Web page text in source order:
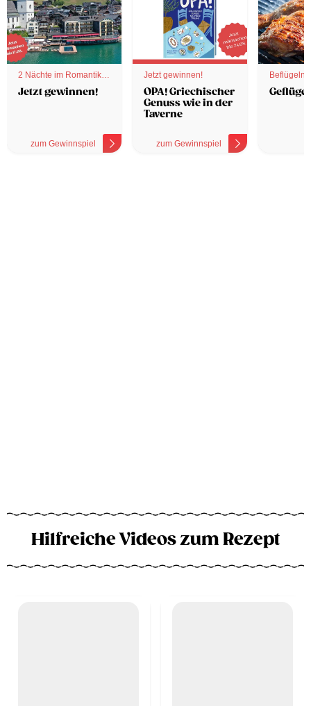
2 Nächte im Romantik
Hotel
Jetzt gewinnen!
zum Gewinnspiel
Jetzt gewinnen!
OPA! Griechischer
Genuss wie in der
Taverne
zum Gewinnspiel
Hilfreiche Videos zum Rezept